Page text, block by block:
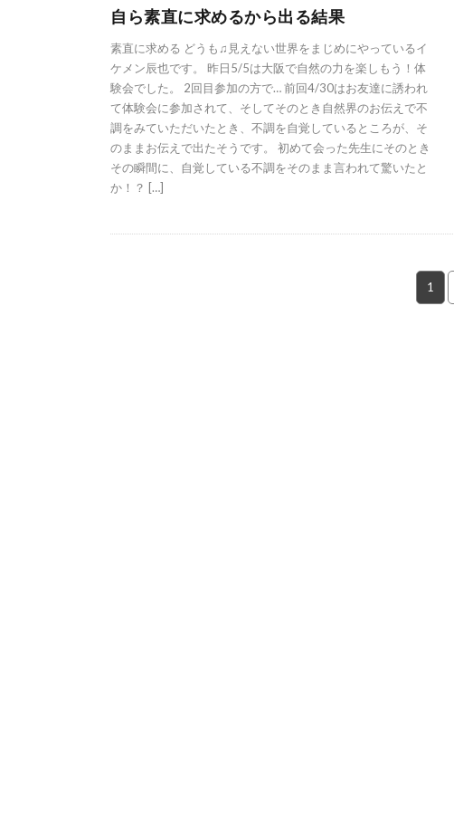
自ら素直に求めるから出る結果
素直に求める どうも♫見えない世界をまじめにやっているイ
ケメン辰也です。 昨日5/5は大阪で自然の力を楽しもう！体
験会でした。 2回目参加の方で… 前回4/30はお友達に誘われ
て体験会に参加されて、そしてそのとき自然界のお伝えで不
調をみていただいたとき、不調を自覚しているところが、そ
のままお伝えで出たそうです。 初めて会った先生にそのとき
その瞬間に、自覚している不調をそのまま言われて驚いたと
か！？ […]
1